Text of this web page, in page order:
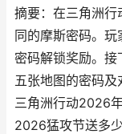
摘要：在三角洲行
同的摩斯密码。
密码解锁奖励。
五张地图的密码及
三角洲行动2026
2026猛攻节送多